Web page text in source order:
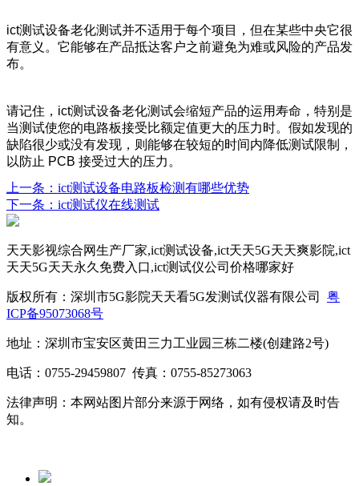
ict测试设备老化测试并不适用于每个项目，但在某些中央它很
有意义。它能够在产品抵达客户之前避免为难或风险的产品发
布。
请记住，ict测试设备老化测试会缩短产品的运用寿命，特别是
当测试使您的电路板接受比额定值更大的压力时。假如发现的
缺陷很少或没有发现，则能够在较短的时间内降低测试限制，
以防止 PCB 接受过大的压力。
上一条：ict测试设备电路板检测有哪些优势
下一条：ict测试仪在线测试
天天影视综合网生产厂家,ict测试设备,ict天天5G天天爽影院,ict
天天5G天天永久免费入口,ict测试仪公司价格哪家好
版权所有：深圳市5G影院天天看5G发测试仪器有限公司 粤
ICP备95073068号
地址：深圳市宝安区黄田三力工业园三栋二楼(创建路2号)
电话：0755-29459807 传真：0755-85273063
法律声明：本网站图片部分来源于网络，如有侵权请及时告
知。